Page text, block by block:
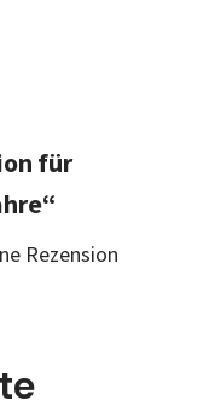
für
Rezension